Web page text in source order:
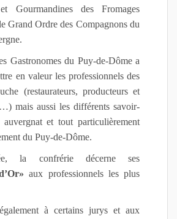
Gourmandines des Fromages
Grand Ordre des Compagnons du
Gastronomes du Puy-de-Dôme a
en valeur les professionnels des
(restaurateurs, producteurs et
mais aussi les différents savoir-
et tout particulièrement
du Puy-de-Dôme.
la confrérie décerne ses
aux professionnels les plus
à certains jurys et aux